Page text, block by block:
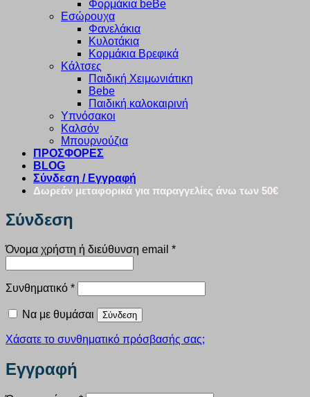
Φορμάκια beBe
Εσώρουχα
Φανελάκια
Κυλοτάκια
Κορμάκια Βρεφικά
Κάλτσες
Παιδική Χειμωνιάτικη
Bebe
Παιδική καλοκαιρινή
Υπνόσακοι
Καλσόν
Μπουρνούζια
ΠΡΟΣΦΟΡΕΣ
BLOG
Σύνδεση / Εγγραφή
Δωρεάν μεταφορικά για παραγγελίες άνω των 50€
Σύνδεση
Όνομα χρήστη ή διεύθυνση email *Απαιτείται
Συνθηματικό *Απαιτείται
Να με θυμάσαι Σύνδεση
Χάσατε το συνθηματικό πρόσβασής σας;
Εγγραφή